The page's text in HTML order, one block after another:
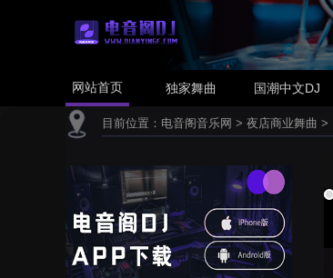
网站首页 独家舞曲 国潮中文DJ
目前位置： 电音阁音乐网 > 夜店商业舞曲 >